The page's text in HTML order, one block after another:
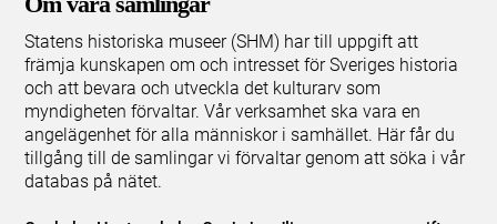
Statens historiska museer (SHM) har till uppgift att
främja kunskapen om och intresset för Sveriges historia
och att bevara och utveckla det kulturarv som
myndigheten förvaltar. Vår verksamhet ska vara en
angelägenhet för alla människor i samhället. Här får du
tillgång till de samlingar vi förvaltar genom att söka i vår
databas på nätet.